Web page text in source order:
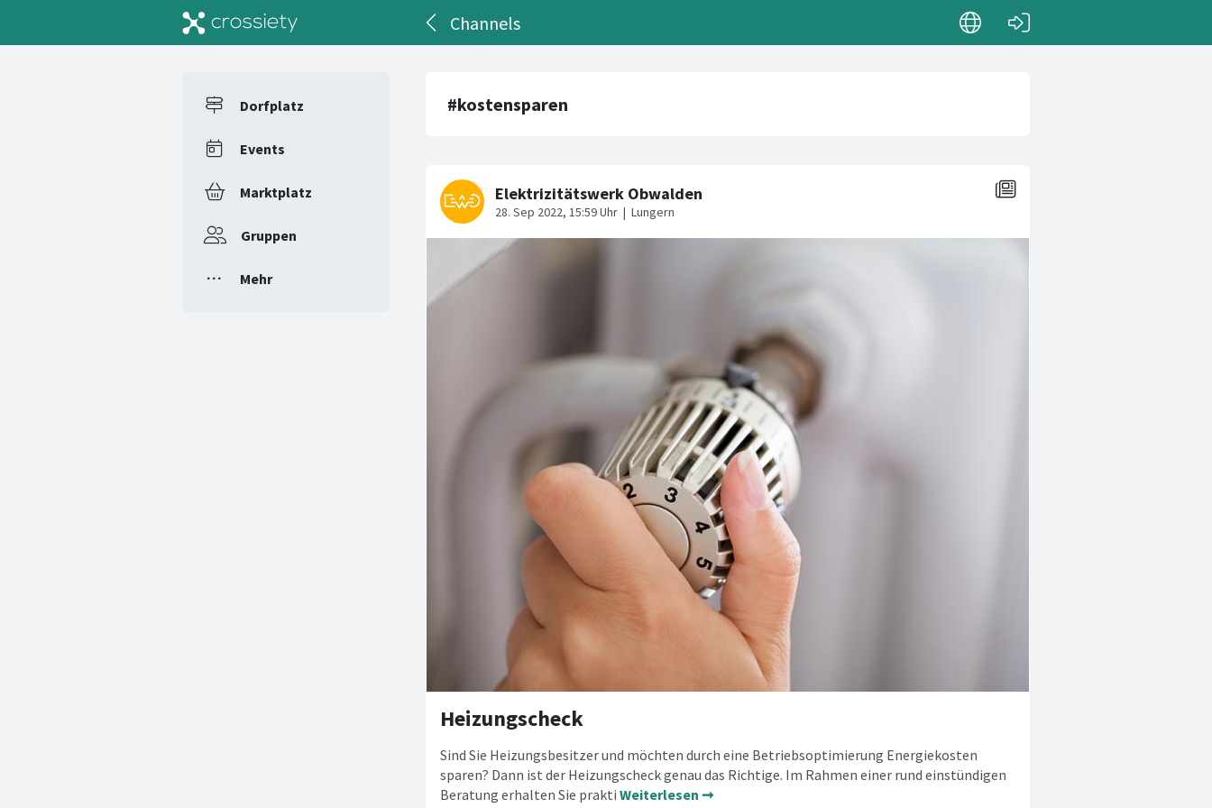
Channels
Dorfplatz
Events
Marktplatz
Gruppen
Mehr
#kostensparen
Heizungscheck
Sind Sie Heizungsbesitzer und möchten durch eine Betriebsoptimierung Energiekosten
sparen? Dann ist der Heizungscheck genau das Richtige. Im Rahmen einer rund einstündigen
Beratung erhalten Sie prakti Weiterlesen ➞